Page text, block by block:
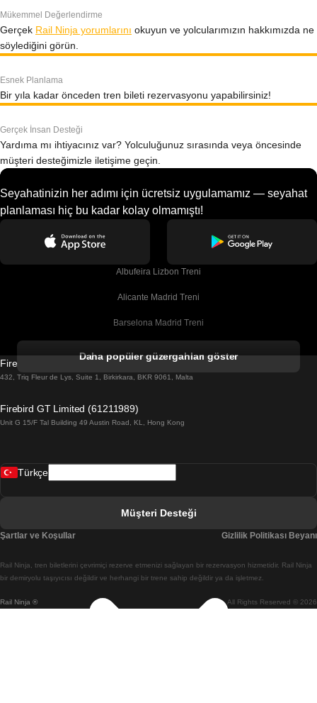
Mükemmel Değerlendirme
Gerçek Rail Ninja yorumlarını okuyun ve yolcularımızın hakkımızda ne
söylediğini görün.
Esnek Planlama
Bir yıla kadar önceden tren bileti rezervasyonu yapabilirsiniz!
Gerçek İnsan Desteği
Yardıma mı ihtiyacınız var? Yolculuğunuz sırasında veya öncesinde
müşteri desteğimizle iletişime geçin.
Seyahatinizin her adımı için ücretsiz uygulamamız — seyahat
planlaması hiç bu kadar kolay olmamıştı!
Albufeira Lizbon Treni
Alicante Madrid Treni
Barselona Madrid Treni
Barselona Sevilla Treni
Belfast Dublin Treni
Budapeşte Viyana Treni
Busan Cheonan(Asan) Treni
Daha popüler güzergahları göster
Firebird GT Limited (OC 1451)
432, Triq Fleur de Lys, Suite 1, Birkirkara, BKR 9061, Malta
Firebird GT Limited (61211989)
Unit G 15/F Tal Building 49 Austin Road, KL, Hong Kong
Rail Ninja ® All Rights Reserved © 2026
Rail Ninja, tren biletlerini çevrimiçi rezerve etmenizi sağlayan bir rezervasyon hizmetidir. Rail Ninja
bir demiryolu taşıyıcısı değildir ve herhangi bir trene sahip değildir ya da işletmez.
Türkçe
Müşteri Desteği
Şartlar ve Koşullar Gizlilik Politikası Beyanı